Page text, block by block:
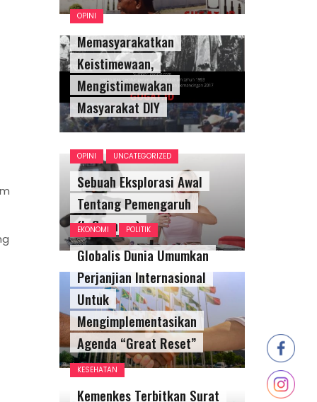
OPINI
Memasyarakatkan
Keistimewaan,
Mengistimewakan
Masyarakat DIY
OPINI UNCATEGORIZED
Sebuah Eksplorasi Awal
Tentang Pemengaruh
(Influencer)
EKONOMI POLITIK
Globalis Dunia Umumkan
Perjanjian Internasional
Untuk
Mengimplementasikan
Agenda “Great Reset”
KESEHATAN
Kemenkes Terbitkan Surat